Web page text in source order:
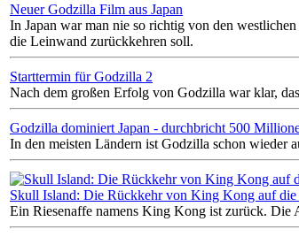
Neuer Godzilla Film aus Japan
In Japan war man nie so richtig von den
die Leinwand zurückkehren soll.
Starttermin für Godzilla 2
Nach dem großen Erfolg von Godzilla war klar,
Godzilla dominiert Japan - durchbricht 500
In den meisten Ländern ist Godzilla schon wieder
Skull Island: Die Rückkehr von King Kong auf
Ein Riesenaffe namens King Kong ist zurück. Die